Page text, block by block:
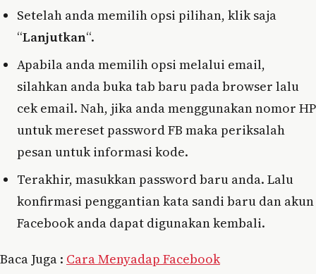
Setelah anda memilih opsi pilihan, klik saja
“Lanjutkan“.
Apabila anda memilih opsi melalui email,
silahkan anda buka tab baru pada browser lalu
cek email. Nah, jika anda menggunakan nomor HP
untuk mereset password FB maka periksalah
pesan untuk informasi kode.
Terakhir, masukkan password baru anda. Lalu
konfirmasi penggantian kata sandi baru dan akun
Facebook anda dapat digunakan kembali.
Baca Juga : Cara Menyadap Facebook